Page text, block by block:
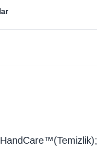
HandCare™(Temizlik);